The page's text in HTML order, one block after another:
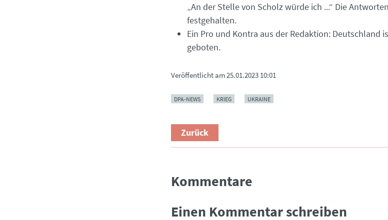
„An der Stelle von Scholz würde ich ...“ Die
festgehalten.
Ein Pro und Kontra aus der Redaktion: Deutschland
geboten.
Veröffentlicht am25.01.2023 10:01
DPA-NEWS KRIEG UKRAINE
Zurück
Kommentare
Einen Kommentar schreiben